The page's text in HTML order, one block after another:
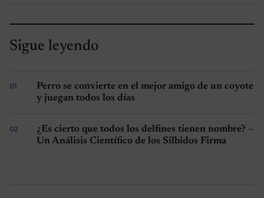
Sigue leyendo
Perro se convierte en el mejor amigo de un coyote
y juegan todos los días
¿Es cierto que todos los delfines tienen nombre? –
Un Análisis Científico de los Silbidos Firma